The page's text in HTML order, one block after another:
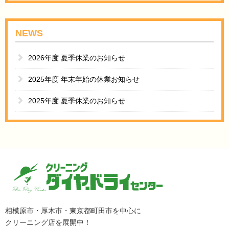
NEWS
2026年度 夏季休業のお知らせ
2025年度 年末年始の休業お知らせ
2025年度 夏季休業のお知らせ
相模原市・厚木市・東京都町田市を中心に
クリーニング店を展開中！